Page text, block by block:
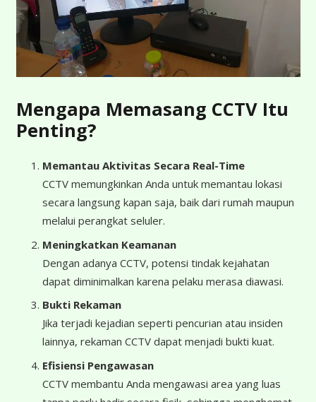
Mengapa Memasang CCTV Itu
Penting?
Memantau Aktivitas Secara Real-Time
CCTV memungkinkan Anda untuk memantau lokasi
secara langsung kapan saja, baik dari rumah maupun
melalui perangkat seluler.
Meningkatkan Keamanan
Dengan adanya CCTV, potensi tindak kejahatan
dapat diminimalkan karena pelaku merasa diawasi.
Bukti Rekaman
Jika terjadi kejadian seperti pencurian atau insiden
lainnya, rekaman CCTV dapat menjadi bukti kuat.
Efisiensi Pengawasan
CCTV membantu Anda mengawasi area yang luas